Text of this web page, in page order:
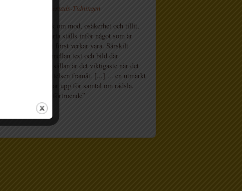
Birthe Wetter, Mariestads-Tidningen
”en vacker bilderbok om mod, osäkerhet och tillit,
där ett litet kaninhjärta ställs inför något som är
mycket större än det först verkar vara. Särskilt
starkt är samspelet mellan text och bild där
illustrationerna inte sällan är det viktigaste när det
gäller att driva berättelsen framåt. [...] ... en utmärkt
bilderbok som öppnar upp för samtal om rädsla,
nyfikenhet och självförtroende”
Bibliotekstjänst